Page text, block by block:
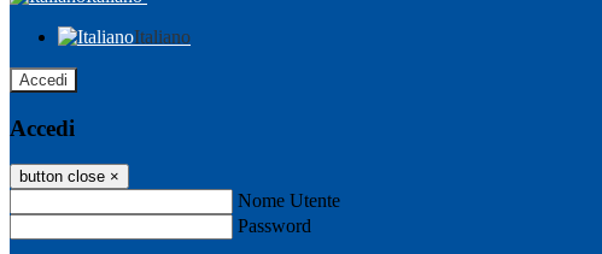
Italiano
Accedi
Accedi
button close ×
Nome Utente
Password